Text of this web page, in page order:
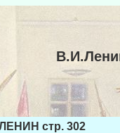
стр. 302